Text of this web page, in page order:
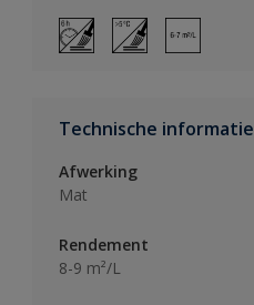
Technische informatie
Afwerking
Mat
Rendement
8-9 m²/L